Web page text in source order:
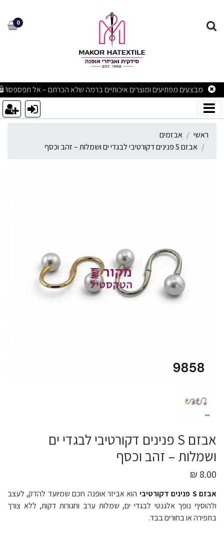
אבזם S פנינים דקורטיבי לבגדי ים ושמלות – זהב וכסף 0
מבצעים מפתיעים ומוצרים איכותיים ברמה שלא הכרתם – אל
ראשי
אבזמים
אבזם S פנינים דקורטיבי לבגדי ים ושמלות – זהב וכסף
אבזם S פנינים דקורטיבי לבגדי ים
ושמלות – זהב וכסף
8.00 ₪
אבזם S פנינים דקורטיבי
הוא אביזר אופנה חכם שמיועד להדק, לעצב
ולהוסיף נופך אלגנטי לבגדי ים, שמלות ערב וחגורות דקות, ללא צורך
בתפירה או בחורים בבד.